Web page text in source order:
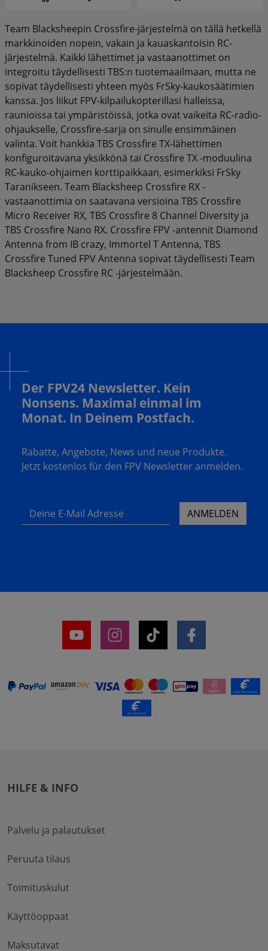
Team Blacksheepin Crossfire-järjestelmä on tällä hetkellä
markkinoiden nopein, vakain ja kauaskantoisin RC-
järjestelmä. Kaikki lähettimet ja vastaanottimet on
integroitu täydellisesti TBS:n tuotemaailmaan, mutta ne
sopivat täydellisesti yhteen myös FrSky-kaukosäätimien
kanssa. Jos liikut FPV-kilpailukopterillasi halleissa,
raunioissa tai ympäristöissä, jotka ovat vaikeita RC-radio-
ohjaukselle, Crossfire-sarja on sinulle ensimmäinen
valinta. Voit hankkia TBS Crossfire TX-lähettimen
konfiguroitavana yksikkönä tai Crossfire TX -moduulina
RC-kauko-ohjaimen korttipaikkaan, esimerkiksi FrSky
Taranikseen. Team Blacksheep Crossfire RX -
vastaanottimia on saatavana versioina TBS Crossfire
Micro Receiver RX, TBS Crossfire 8 Channel Diversity ja
TBS Crossfire Nano RX. Crossfire FPV -antennit Diamond
Antenna from IB crazy, Immortel T Antenna, TBS
Crossfire Tuned FPV Antenna sopivat täydellisesti Team
Blacksheep Crossfire RC -järjestelmään.
Der FPV24 Newsletter. Kein
Nonsens. Maximal einmal im
Monat. In Deinem Postfach.
Rabatte, Angebote, News und neue Produkte.
Jetzt kostenlos für den FPV Newsletter anmelden.
Deine E-Mail Adresse ANMELDEN
HILFE & INFO
Palvelu ja palautukset
Peruuta tilaus
Toimituskulut
Käyttöoppaat
Maksutavat